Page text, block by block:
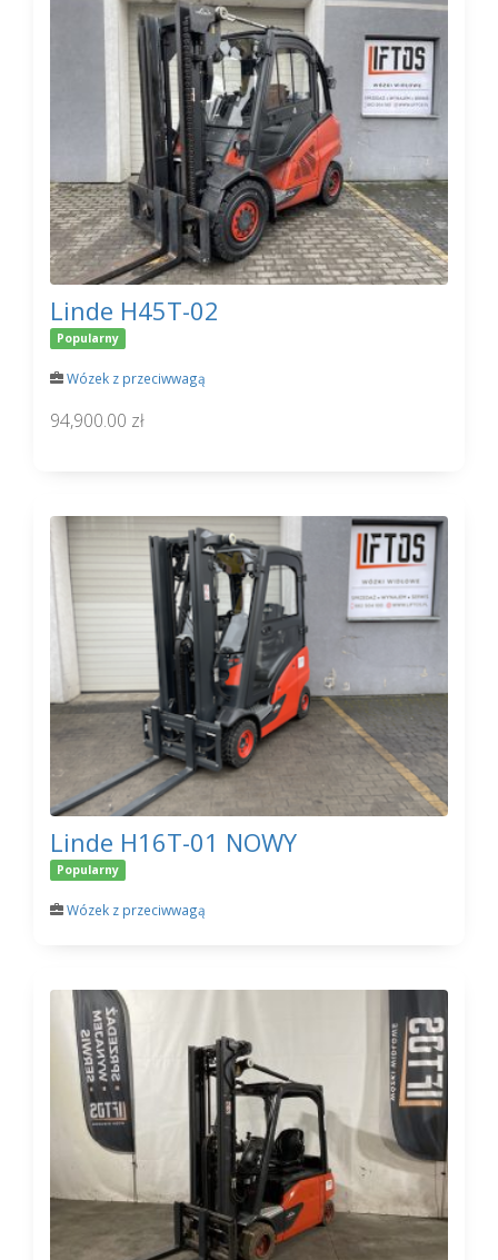
Linde H45T-02
Popularny
Wózek z przeciwwagą
94,900.00 zł
Linde H16T-01 NOWY
Popularny
Wózek z przeciwwagą